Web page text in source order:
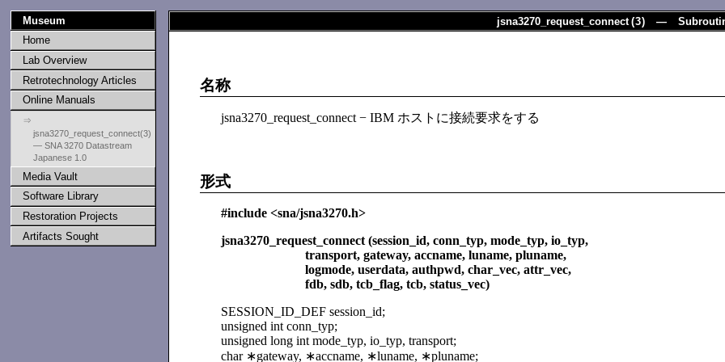
Museum
Home
Lab Overview
Retrotechnology Articles
Online Manuals
⇒
jsna3270_request_connect(3)
— SNA 3270 Datastream
Japanese 1.0
Media Vault
Software Library
Restoration Projects
Artifacts Sought
jsna3270_request_connect(3) —
名称
jsna3270_request_connect − IBM ホストに接続要求をする
形式
#include <sna/jsna3270.h>
jsna3270_request_connect (session_id, conn_typ, mode_typ, io_typ,
transport, gateway, accname, luname, pluname,
logmode, userdata, authpwd, char_vec, attr_vec,
fdb, sdb, tcb_flag, tcb, status_vec)
SESSION_ID_DEF session_id;
unsigned int conn_typ;
unsigned long int mode_typ, io_typ, transport;
char ∗gateway, ∗accname, ∗luname, ∗pluname;